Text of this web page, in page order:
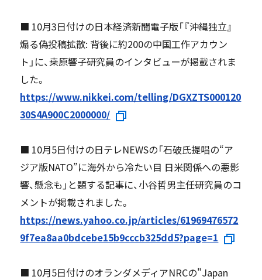
■ 10月3日付けの日本経済新聞電子版「『沖縄独立』
煽る偽投稿拡散: 背後に約200の中国工作アカウン
ト」に、桒原響子研究員のインタビューが掲載されま
した。
https://www.nikkei.com/telling/DGXZTS000120
30S4A900C2000000/
■ 10月5日付けの日テレNEWSの「石破氏提唱の“ア
ジア版NATO”に海外から冷たい目 日米関係への悪影
響、懸念も」と題する記事に、小谷哲男主任研究員のコ
メントが掲載されました。
https://news.yahoo.co.jp/articles/61969476572
9f7ea8aa0bdcebe15b9cccb325dd5?page=1
■ 10月5日付けのオランダメディアNRCの"Japan